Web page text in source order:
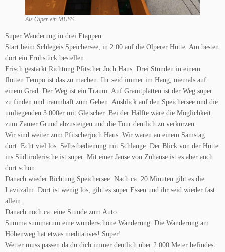
Als Olper ein MUSS
Super Wanderung in drei Etappen.
Start beim Schlegeis Speichersee, in 2:00 auf die Olperer Hütte. Am besten
dort ein Frühstück bestellen.
Frisch gestärkt Richtung Pfitscher Joch Haus. Drei Stunden in einem
flotten Tempo ist das zu machen. Ihr seid immer im Hang, niemals auf
einem Grad. Der Weg ist ein Traum. Auf Granitplatten ist der Weg super
zu finden und traumhaft zum Gehen. Ausblick auf den Speichersee und die
umliegenden 3.000er mit Gletscher. Bei der Hälfte wäre die Möglichkeit
zum Zamer Grund abzusteigen und die Tour deutlich zu verkürzen.
Wir sind weiter zum Pfitscherjoch Haus. Wir waren an einem Samstag
dort. Echt viel los. Selbstbedienung mit Schlange. Der Blick von der Hütte
ins Südtirolerische ist super. Mit einer Jause von Zuhause ist es aber auch
dort schön.
Danach wieder Richtung Speichersee. Nach ca. 20 Minuten gibt es die
Lavitzalm. Dort ist wenig los, gibt es super Essen und ihr seid wieder fast
allein.
Danach noch ca. eine Stunde zum Auto.
Summa summarum eine wunderschöne Wanderung. Die Wanderung am
Höhenweg hat etwas meditatives! Super!
Wetter muss passen da du dich immer deutlich über 2.000 Meter befindest.